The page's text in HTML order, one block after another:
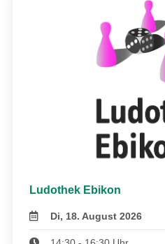
Ludothek Ebikon
Di, 18. August 2026